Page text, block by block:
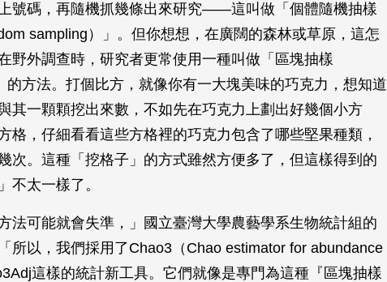
號碼，再隨機抓幾條出來研究——這叫做「個體隨機抽樣
sampling）」。但你想想，在廣闊的森林或草原，這怎
野外調查時，研究者更常使用一種叫做「區塊抽樣
的方法。打個比方，就像你有一大塊美味的巧克力，想知道
其一顆顆挖出來數，不如先在巧克力上劃出好幾個小方
格，仔細看看這些方格裡的巧克力包含了哪些堅果種類，
次。這種「挖格子」的方式雖然方便多了，但這樣得到的
不太一樣了。
法可能就會失準，」國立臺灣大學農藝學系生物統計組的
所以，我們採用了Chao3（Chao estimator for abundance
這樣的統計新工具。它們就像是專門為這種『區塊抽樣